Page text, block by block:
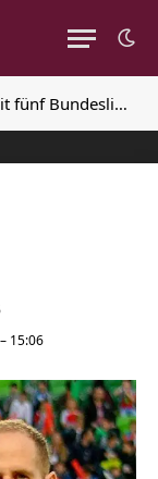
Bundesliga-Profis
15:06